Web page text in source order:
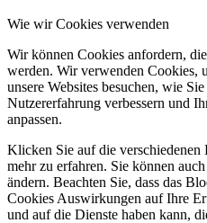
Wie wir Cookies verwenden
Wir können Cookies anfordern,
werden. Wir verwenden Cookies,
unsere Websites besuchen, wie
Nutzererfahrung verbessern und
anpassen.
Klicken Sie auf die
mehr zu erfahren. Sie können
ändern. Beachten Sie, dass das
Cookies Auswirkungen auf Ihre
und auf die Dienste haben kann,